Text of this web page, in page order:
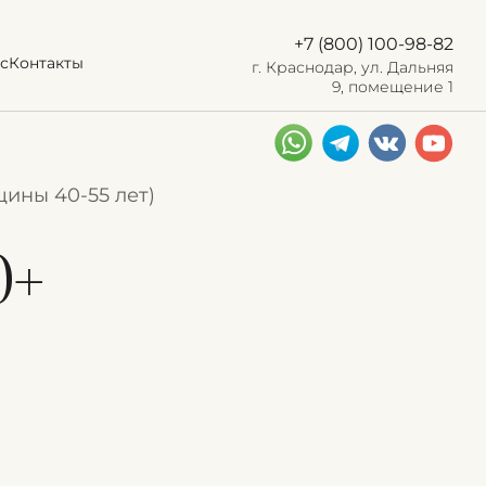
Контакты
+7 (800) 100-98-82
г. Краснодар, ул. Дальняя
9, помещение 1
40-55 лет)